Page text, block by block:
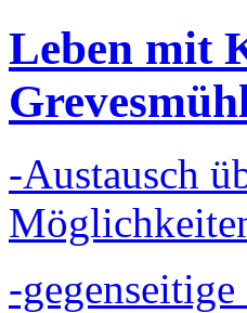
Leben mit
-Austausch
-